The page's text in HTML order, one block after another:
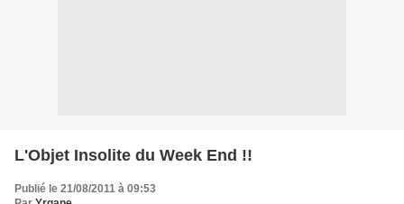
L'Objet Insolite du Week End !!
Publié le 21/08/2011 à 09:53